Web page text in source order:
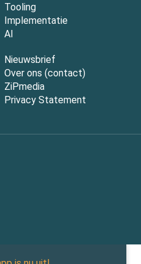
Tooling
Implementatie
AI
Nieuwsbrief
Over ons (contact)
ZiPmedia
Privacy Statement